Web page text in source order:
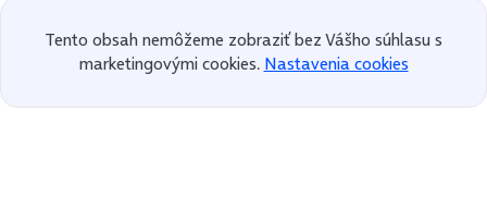
Tento obsah nemôžeme zobraziť bez Vášho súhlasu s
marketingovými cookies. Nastavenia cookies